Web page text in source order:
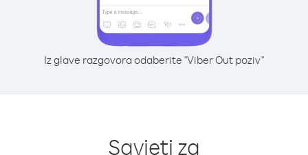
Iz glave razgovora odaberite "Viber Out poziv"
Savjeti za